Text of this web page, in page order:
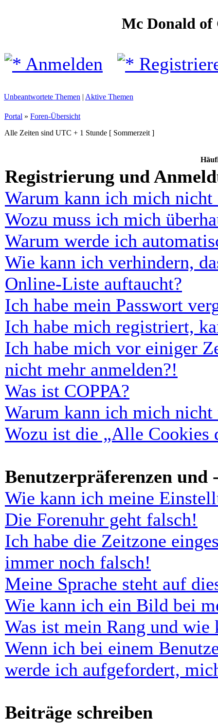
Mc Donald of
Anmelden
Unbeantwortete Themen | Aktive Themen
Portal » Foren-Übersicht
Alle Zeiten sind UTC + 1 Stunde [ Sommerzeit ]
Registrierung und
Warum kann ich mich nicht
Wozu muss ich mich
Warum werde ich
Wie kann ich verhindern,
Online-Liste auftaucht?
Ich habe mein Passwort
Ich habe mich registriert,
Ich habe mich vor einiger
nicht mehr anmelden?!
Was ist COPPA?
Warum kann ich mich nicht
Wozu ist die „Alle Cookies
Benutzerpräferenzen und
Wie kann ich meine
Die Forenuhr geht falsch!
Ich habe die Zeitzone
immer noch falsch!
Meine Sprache steht auf
Wie kann ich ein Bild bei
Was ist mein Rang und wie
Wenn ich bei einem
werde ich aufgefordert,
Beiträge schreiben